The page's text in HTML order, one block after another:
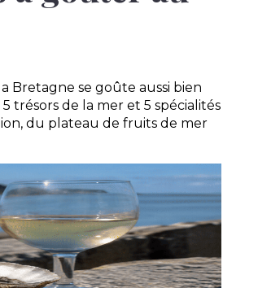
Bretagne se goûte aussi bien
trésors de la mer et 5 spécialités
du plateau de fruits de mer